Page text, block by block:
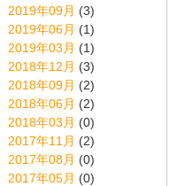
2019年09月 (3)
2019年06月 (1)
2019年03月 (1)
2018年12月 (3)
2018年09月 (2)
2018年06月 (2)
2018年03月 (0)
2017年11月 (2)
2017年08月 (0)
2017年05月 (0)